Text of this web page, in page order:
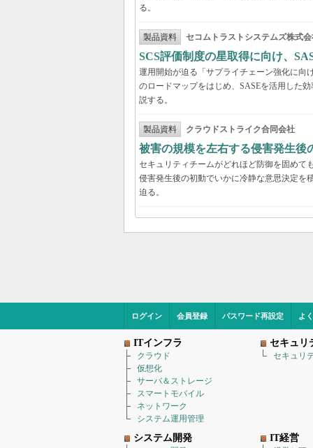
る。
製品資料 セコムトラストシステムズ株式
SCS評価制度の星取得に向け、
運用開始が迫る「サプライチェーン強化に向
のロードマップをはじめ、SASEを活用した
説する。
製品資料 クラウドストライク合同会社
被害の規模を左右する侵害発生後
セキュリティチームがどれほど防御を固めて
侵害発生後の初動でいかに冷静な意思決定を
迫る。
ログイン 会員登録 パスワード再設定 よ
ITインフラ
クラウド
仮想化
サーバ＆ストレージ
スマートモバイル
ネットワーク
システム運用管理
セキュリ
セキュリ
システム開発 IT経営